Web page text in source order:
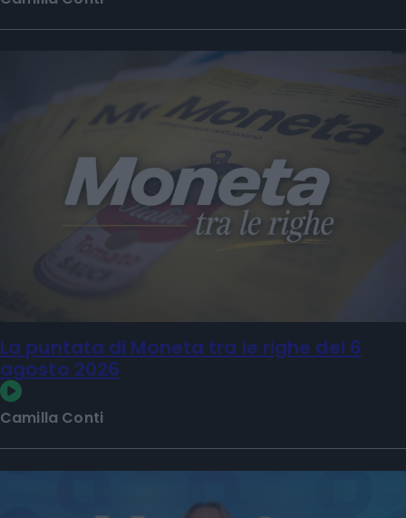
La puntata di Moneta tra le righe del 6
agosto 2026
Camilla Conti